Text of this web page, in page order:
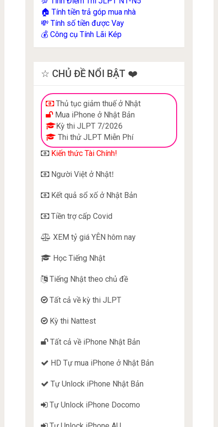
🏠 Tính tiền trả góp mua nhà
💸 Tính số tiền được Vay
💰 Công cụ Tính Lãi Kép
☆ CHỦ ĐỀ NỔI BẬT ❤️
Thủ tục giảm thuế ở Nhật
Mua iPhone ở Nhật Bản
Kỳ thi JLPT 7/2026
Thi thử JLPT Miễn Phí
Kiến thức Tài Chính!
Người Việt ở Nhật!
Kết quả sổ xố ở Nhật Bản
Tiền trợ cấp Covid
XEM tỷ giá YÊN hôm nay
Học Tiếng Nhật
Tiếng Nhật theo chủ đề
Tất cả về kỳ thi JLPT
Kỳ thi Nattest
Tất cả về iPhone Nhật Bản
HD Tự mua iPhone ở Nhật Bản
Tự Unlock iPhone Nhật Bản
Tự Unlock iPhone Docomo